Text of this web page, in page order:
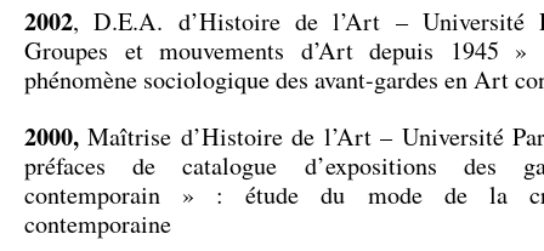
2002, D.E.A. d’Histoire de l’Art –
Groupes et mouvements d’Art depuis 1945
phénomène sociologique des avant-gardes en Art
2000,Maîtrise d’Histoire de l’Art – Université
préfaces de catalogue d’expositions des
contemporain » : étude du mode de la
contemporaine